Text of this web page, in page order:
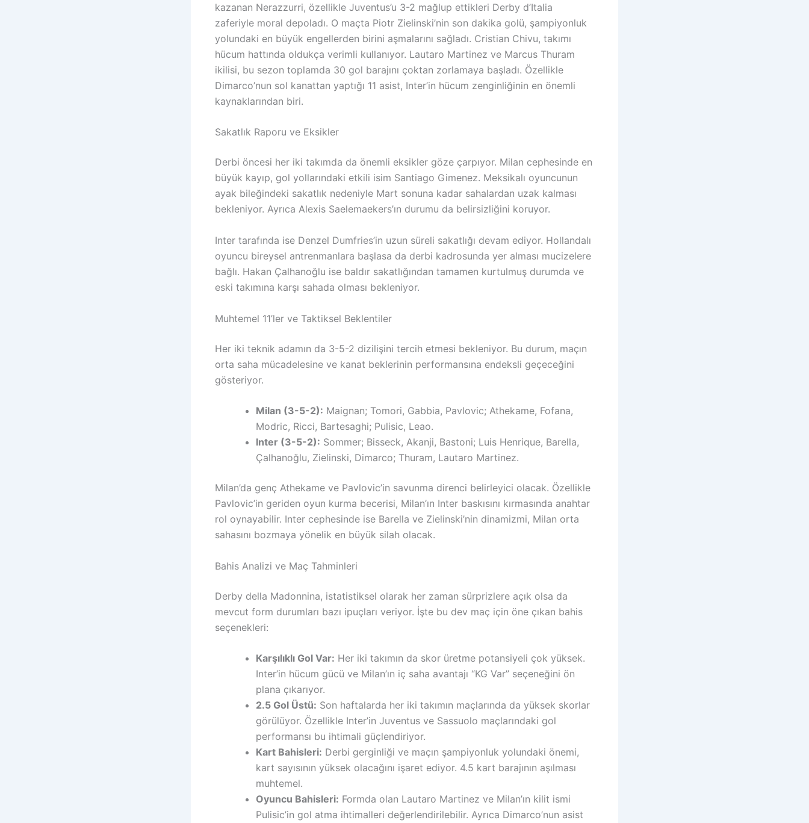
kazanan Nerazzurri, özellikle Juventus’u 3-2 mağlup ettikleri Derby d’Italia
zaferiyle moral depoladı. O maçta Piotr Zielinski’nin son dakika golü, şampiyonluk
yolundaki en büyük engellerden birini aşmalarını sağladı. Cristian Chivu, takımı
hücum hattında oldukça verimli kullanıyor. Lautaro Martinez ve Marcus Thuram
ikilisi, bu sezon toplamda 30 gol barajını çoktan zorlamaya başladı. Özellikle
Dimarco’nun sol kanattan yaptığı 11 asist, Inter’in hücum zenginliğinin en önemli
kaynaklarından biri.
Sakatlık Raporu ve Eksikler
Derbi öncesi her iki takımda da önemli eksikler göze çarpıyor. Milan cephesinde en
büyük kayıp, gol yollarındaki etkili isim Santiago Gimenez. Meksikalı oyuncunun
ayak bileğindeki sakatlık nedeniyle Mart sonuna kadar sahalardan uzak kalması
bekleniyor. Ayrıca Alexis Saelemaekers’ın durumu da belirsizliğini koruyor.
Inter tarafında ise Denzel Dumfries’in uzun süreli sakatlığı devam ediyor. Hollandalı
oyuncu bireysel antrenmanlara başlasa da derbi kadrosunda yer alması mucizelere
bağlı. Hakan Çalhanoğlu ise baldır sakatlığından tamamen kurtulmuş durumda ve
eski takımına karşı sahada olması bekleniyor.
Muhtemel 11’ler ve Taktiksel Beklentiler
Her iki teknik adamın da 3-5-2 dizilişini tercih etmesi bekleniyor. Bu durum, maçın
orta saha mücadelesine ve kanat beklerinin performansına endeksli geçeceğini
gösteriyor.
Milan (3-5-2): Maignan; Tomori, Gabbia, Pavlovic; Athekame, Fofana,
Modric, Ricci, Bartesaghi; Pulisic, Leao.
Inter (3-5-2): Sommer; Bisseck, Akanji, Bastoni; Luis Henrique, Barella,
Çalhanoğlu, Zielinski, Dimarco; Thuram, Lautaro Martinez.
Milan’da genç Athekame ve Pavlovic’in savunma direnci belirleyici olacak. Özellikle
Pavlovic’in geriden oyun kurma becerisi, Milan’ın Inter baskısını kırmasında anahtar
rol oynayabilir. Inter cephesinde ise Barella ve Zielinski’nin dinamizmi, Milan orta
sahasını bozmaya yönelik en büyük silah olacak.
Bahis Analizi ve Maç Tahminleri
Derby della Madonnina, istatistiksel olarak her zaman sürprizlere açık olsa da
mevcut form durumları bazı ipuçları veriyor. İşte bu dev maç için öne çıkan bahis
seçenekleri:
Karşılıklı Gol Var: Her iki takımın da skor üretme potansiyeli çok yüksek.
Inter’in hücum gücü ve Milan’ın iç saha avantajı “KG Var” seçeneğini ön
plana çıkarıyor.
2.5 Gol Üstü: Son haftalarda her iki takımın maçlarında da yüksek skorlar
görülüyor. Özellikle Inter’in Juventus ve Sassuolo maçlarındaki gol
performansı bu ihtimali güçlendiriyor.
Kart Bahisleri: Derbi gerginliği ve maçın şampiyonluk yolundaki önemi,
kart sayısının yüksek olacağını işaret ediyor. 4.5 kart barajının aşılması
muhtemel.
Oyuncu Bahisleri: Formda olan Lautaro Martinez ve Milan’ın kilit ismi
Pulisic’in gol atma ihtimalleri değerlendirilebilir. Ayrıca Dimarco’nun asist